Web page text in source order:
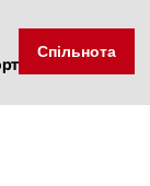
Спільнота